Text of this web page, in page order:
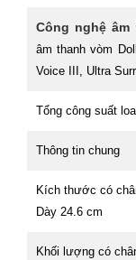
Công nghệ âm
âm thanh vòm
Voice III, Ultra
Tổng công suất
Thông tin chung
Kích thước có
Dày 24.6 cm
Khối lượng có